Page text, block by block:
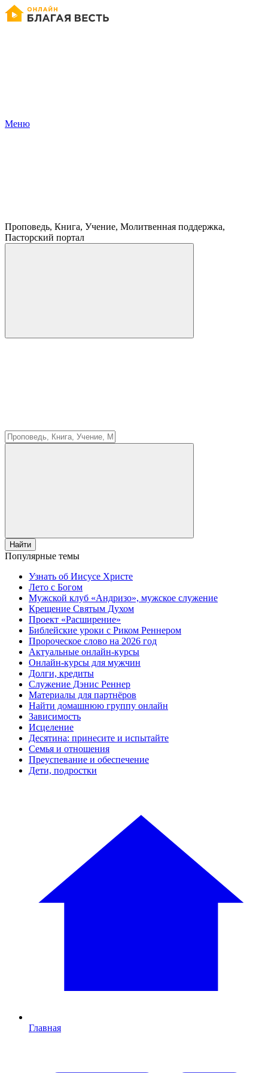
Меню
Проповедь, Книга, Учение, Молитвенная поддержка,
Пасторский портал
Найти
Популярные темы
Узнать об Иисусе Христе
Лето с Богом
Мужской клуб «Андризо», мужское служение
Крещение Святым Духом
Проект «Расширение»
Библейские уроки с Риком Реннером
Пророческое слово на 2026 год
Актуальные онлайн-курсы
Онлайн-курсы для мужчин
Долги, кредиты
Служение Дэнис Реннер
Материалы для партнёров
Найти домашнюю группу онлайн
Зависимость
Исцеление
Десятина: принесите и испытайте
Семья и отношения
Преуспевание и обеспечение
Дети, подростки
Главная